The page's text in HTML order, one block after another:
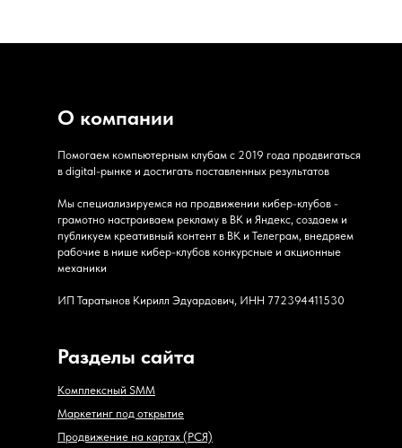
Комплексный SMM
Маркетинг под открытие
Продвижение на картах (РСЯ)
Разделы сайта
Помогаем компьютерным клубам с 2019 года продвигаться
в digital-рынке и достигать поставленных результатов
Мы специализируемся на продвижении кибер-клубов -
грамотно настраиваем рекламу в ВК и Яндекс, создаем и
публикуем креативный контент в ВК и Телеграм, внедряем
рабочие в нише кибер-клубов конкурсные и акционные
механики
ИП Таратынов Кирилл Эдуардович, ИНН 772394411530
О компании